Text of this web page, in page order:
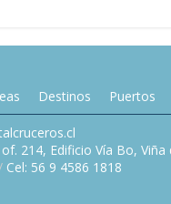
Destinos Puertos
214, Edificio Vía Bo,
Cel: 56 9 4586 1818